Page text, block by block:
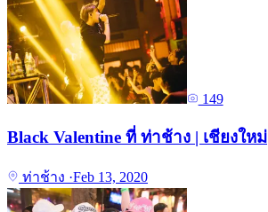
149
Black Valentine ที่ ท่าช้าง | เชียงใหม่
ท่าช้าง ·Feb 13, 2020